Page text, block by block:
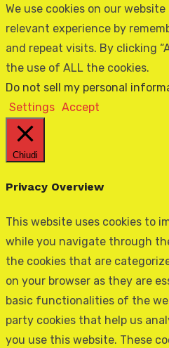
We use cookies on our
relevant experience by
and repeat visits. By clicking
the use of ALL the cookies.
Do not sell my personal
Settings Accept
Chiudi
Privacy Overview
This website uses cookies to
while you navigate through
the cookies that are
on your browser as they are
basic functionalities of the
party cookies that help us
you use this website. These